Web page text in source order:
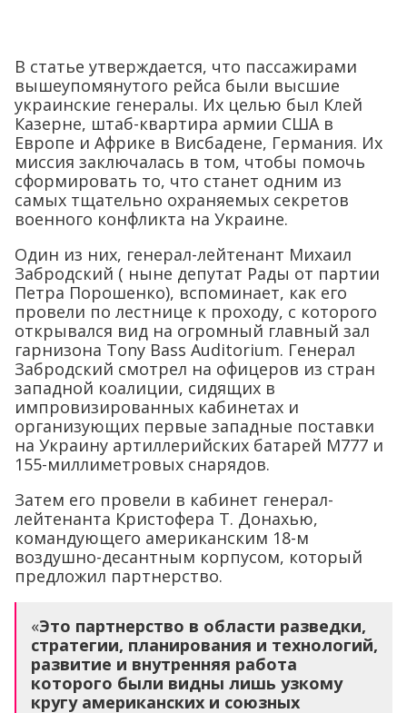
В статье утверждается, что пассажирами
вышеупомянутого рейса были высшие
украинские генералы. Их целью был Клей
Казерне, штаб-квартира армии США в
Европе и Африке в Висбадене, Германия. Их
миссия заключалась в том, чтобы помочь
сформировать то, что станет одним из
самых тщательно охраняемых секретов
военного конфликта на Украине.
Один из них, генерал-лейтенант Михаил
Забродский ( ныне депутат Рады от партии
Петра Порошенко), вспоминает, как его
провели по лестнице к проходу, с которого
открывался вид на огромный главный зал
гарнизона Tony Bass Auditorium. Генерал
Забродский смотрел на офицеров из стран
западной коалиции, сидящих в
импровизированных кабинетах и
организующих первые западные поставки
на Украину артиллерийских батарей M777 и
155-миллиметровых снарядов.
Затем его провели в кабинет генерал-
лейтенанта Кристофера Т. Донахью,
командующего американским 18-м
воздушно-десантным корпусом, который
предложил партнерство.
«Это партнерство в области разведки,
стратегии, планирования и технологий,
развитие и внутренняя работа
которого были видны лишь узкому
кругу американских и союзных